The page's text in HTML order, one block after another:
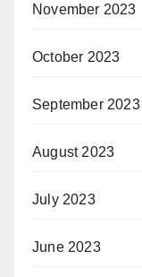
November 2023
October 2023
September 2023
August 2023
July 2023
June 2023